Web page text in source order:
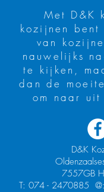
Met D&K
kozijnen bent
van
nauwelijks
te kijken,
dan de
om naar
D&K
7557GB
T: 074 - 2470885 @: